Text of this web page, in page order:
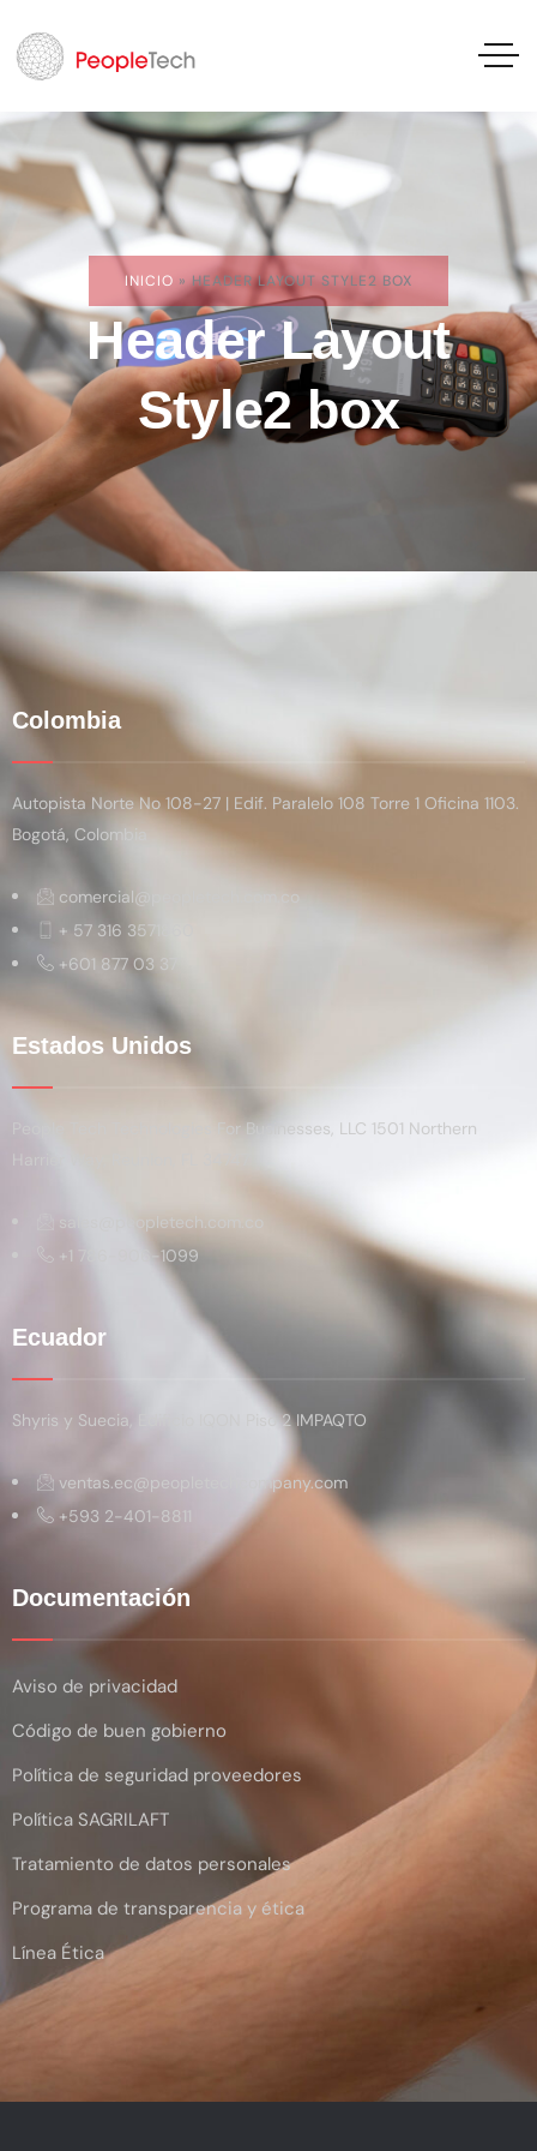
INICIO »HEADER LAYOUT STYLE2 BOX
Header Layout
Style2 box
Colombia
Autopista Norte No 108-27 | Edif. Paralelo 108 Torre 1 Oficina 1103.
Bogotá, Colombia
comercial@peopletech.com.co
+ 57 316 3571860
+601 877 03 37
Estados Unidos
People Tech Technologies For Businesses, LLC 1501 Northern
sales@peopletech.com.co
+1 786-906-1099
Ecuador
Shyris y Suecia, Edificio IQON Piso 2 IMPAQTO
ventas.ec@peopletechcompany.com
+593 2-401-8811
Documentación
Aviso de privacidad
Código de buen gobierno
Política de seguridad proveedores
Política SAGRILAFT
Tratamiento de datos personales
Programa de transparencia y ética
Línea Ética